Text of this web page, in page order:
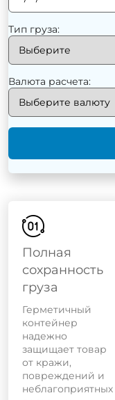
Тип груза:
Валюта расчета:
Полная
сохранность
груза
Герметичный
контейнер
надежно
защищает товар
от кражи,
повреждений и
неблагоприятных